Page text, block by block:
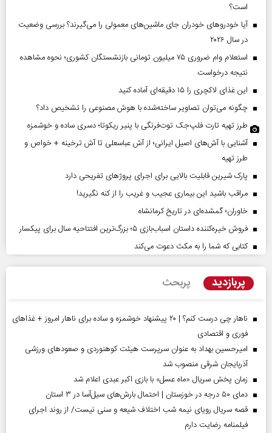
است؟
آیا خودروهای خودران جای ماشین‌های معمولی را می‌گیرند؟ بررسی وضعیت
در سال ۲۰۲۶
استعلام وام ضروری ۷۵ میلیون تومانی بازنشستگان کشوری؛ نحوه مشاهده
نتیجه درخواست
این غذای لاکچری را ۱۵ دقیقه‌ای آماده کنید
چگونه می‌توان تصاویر ساخته‌شده با هوش مصنوعی را تشخیص داد؟
طرز تهیه تارت فلپ‌جک توت‌فرنگی با پنیر ریکوتا؛ دسری ساده و خوشمزه
آشنایی با آش‌های اصیل ایرانی؛ از آش عباسعلی تا آش ترخینه + خواص و
طرز تهیه
پارک شیرین قابلیت‌ بالایی برای اجرای پروژهای تفریحی دارد
مراقب باشید این بیماری عجیب و غریب را از کنه نگیرید!
خاوران؛ گمشده‌ای در تاریخ کرمانشاه
فروش خیره‌کننده داستان اسباب‌بازی ۵؛ بزرگ‌ترین افتتاحیه سال برای پیکسار
کتابی که شما را به مکث دعوت می‌کند
پربازدید پربحث
ناهار چی درست کنم؟ | ۲۰ پیشنهاد خوشمزه و ساده برای ناهار امروز + غذاهای
فوری و اقتصادی
امیرحسین بهداد به عنوان سرپرست هیئت کوهنوردی و صعودهای ورزشی
آذربایجان شرقی منصوب شد
زمان پخش سریال «ماه عسل» با بازی اکبر عبدی اعلام شد
دمای ۵۰ درجه در خوزستان | احتمال بارش‌های سیل‌آسا در ۳ استان
قصه سریال رویای نیمه شب اختلاف شیعه و سنی نیست/ از روند اجرای
فیلمنامه رضایت دارم